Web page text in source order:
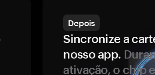
Depois
Sincronize a
nosso app.
ativação, o chip